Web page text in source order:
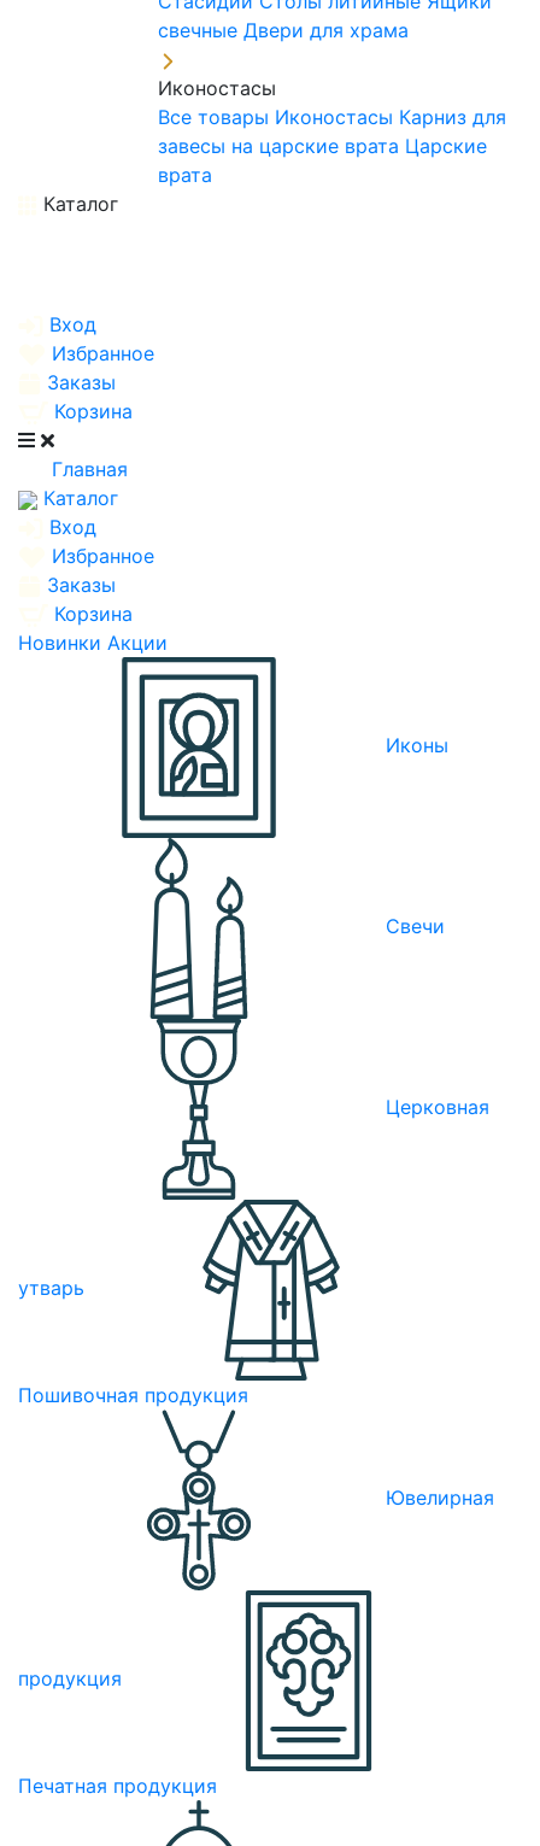
свечные Двери для храма
Иконостасы
Все товары Иконостасы Карниз для
завесы на царские врата Царские
врата
Каталог
Вход
Избранное
Заказы
Корзина
Главная
Каталог
Вход
Избранное
Заказы
Корзина
Новинки Акции
Иконы
Свечи
Церковная
утварь
Пошивочная продукция
Ювелирная
продукция
Печатная продукция